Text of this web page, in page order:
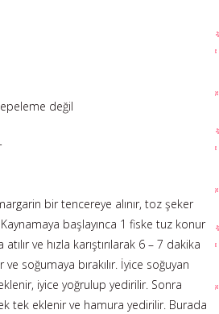
değil
bir tencereye alınır, toz şeker
başlayınca 1 fiske tuz konur
ve hızla karıştırılarak 6 – 7 dakika
ve soğumaya bırakılır. İyice soğuyan
iyice yoğrulup yedirilir. Sonra
tek eklenir ve hamura yedirilir. Burada